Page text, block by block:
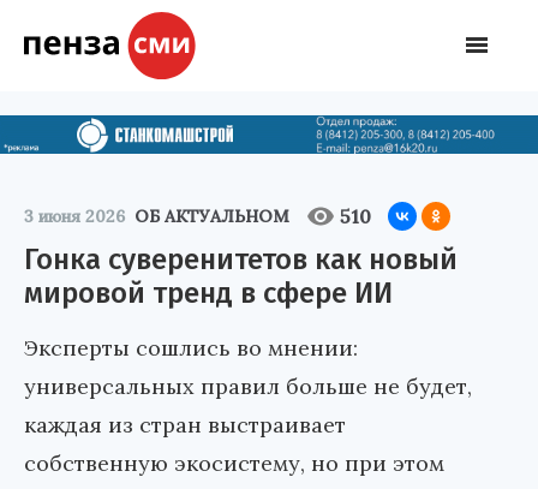
3 июня 2026 ОБ АКТУАЛЬНОМ 510
Гонка суверенитетов как новый
мировой тренд в сфере ИИ
Эксперты сошлись во мнении:
универсальных правил больше не будет,
каждая из стран выстраивает
собственную экосистему, но при этом